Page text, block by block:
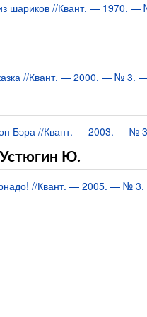
шариков //Квант. — 1970.
//Квант. — 2000. — № 3.
Бэра //Квант. — 2003. — №
Устюгин Ю.
//Квант. — 2005. — №